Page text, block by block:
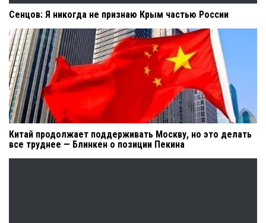
Сенцов: Я никогда не признаю Крым частью России
Китай продолжает поддерживать Москву, но это делать
все труднее — Блинкен о позиции Пекина